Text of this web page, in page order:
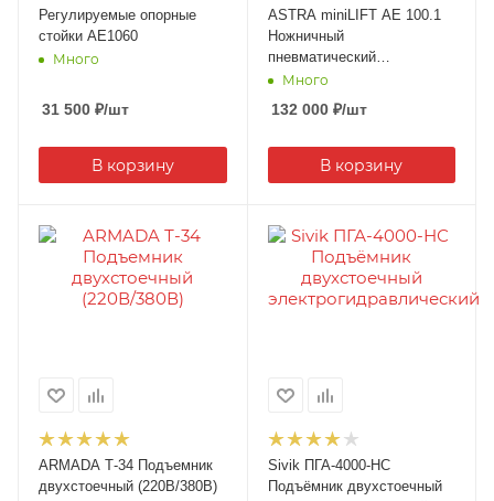
Регулируемые опорные
стойки AE1060
Много
31 500 ₽/шт
В корзину
ASTRA miniLIFT AE 100.1
Ножничный
пневматический
подъемник, г/п 2,5 тонны
Много
132 000₽/шт
В корзину
ARMADA Т-34 Подъемник
двухстоечный (220В/380В)
Sivik ПГА-4000-НС
Подъёмник двухстоечный